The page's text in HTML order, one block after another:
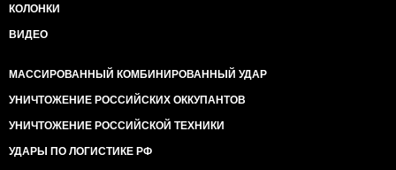
КОЛОНКИ
ВИДЕО
МАССИРОВАННЫЙ КОМБИНИРОВАННЫЙ УДАР
УНИЧТОЖЕНИЕ РОССИЙСКИХ ОККУПАНТОВ
УНИЧТОЖЕНИЕ РОССИЙСКОЙ ТЕХНИКИ
УДАРЫ ПО ЛОГИСТИКЕ РФ